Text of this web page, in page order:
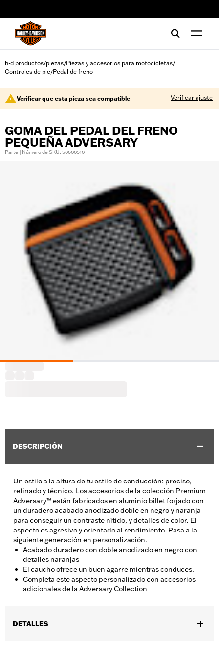
h-d productos/piezas/Piezas y accesorios para motocicletas/
Controles de pie/Pedal de freno
Verificar que esta pieza sea compatible Verificar ajuste
GOMA DEL PEDAL DEL FRENO
PEQUEÑA ADVERSARY
Parte | Número de SKU: 50600510
DESCRIPCIÓN
Un estilo a la altura de tu estilo de conducción: preciso,
refinado y técnico. Los accesorios de la colección Premium
Adversary™ están fabricados en aluminio billet forjado con
un duradero acabado anodizado doble en negro y naranja
para conseguir un contraste nítido, y detalles de color. El
aspecto es agresivo y orientado al rendimiento. Pasa a la
siguiente generación en personalización.
Acabado duradero con doble anodizado en negro con
detalles naranjas
El caucho ofrece un buen agarre mientras conduces.
Completa este aspecto personalizado con accesorios
adicionales de la Adversary Collection
DETALLES